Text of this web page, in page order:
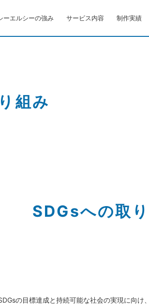
ーエルシーの強み サービス内容 制作実績
組み
SDGsへの取
の目標達成と持続可能な社会の実現に向け